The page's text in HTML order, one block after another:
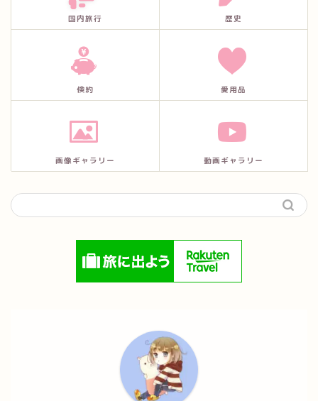
国内旅行 歴史
倹約 愛用品
画像ギャラリー 動画ギャラリー